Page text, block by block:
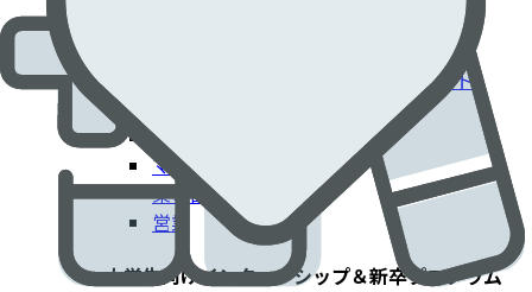
フィールドクリニカルスペシャリスト
製造工場
マーケティング
薬事部門
営業
大学生向けインターンシップ＆新卒プログラム